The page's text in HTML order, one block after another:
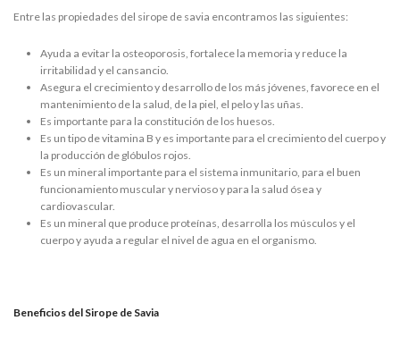
Entre las propiedades del sirope de savia encontramos las siguientes:
Ayuda a evitar la osteoporosis, fortalece la memoria y reduce la
irritabilidad y el cansancio.
Asegura el crecimiento y desarrollo de los más jóvenes, favorece en el
mantenimiento de la salud, de la piel, el pelo y las uñas.
Es importante para la constitución de los huesos.
Es un tipo de vitamina B y es importante para el crecimiento del cuerpo y
la producción de glóbulos rojos.
Es un mineral importante para el sistema inmunitario, para el buen
funcionamiento muscular y nervioso y para la salud ósea y
cardiovascular.
Es un mineral que produce proteínas, desarrolla los músculos y el
cuerpo y ayuda a regular el nivel de agua en el organismo.
Beneficios del Sirope de Savia